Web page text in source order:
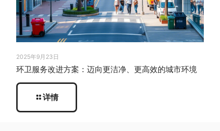
2025年9月23日
环卫服务改进方案：迈向更洁净、更高效的城市环境
详情